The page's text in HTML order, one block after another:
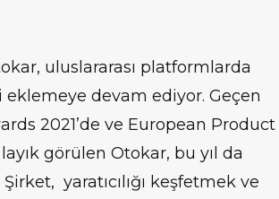
uluslararası platformlarda
devam ediyor. Geçen
2021’de ve European Product
görülen Otokar, bu yıl da
yaratıcılığı keşfetmek ve